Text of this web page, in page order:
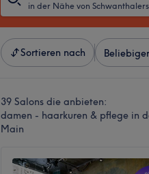
Sortieren nach
39 Salons die anbieten:
damen - haarkuren & pflege in
Main